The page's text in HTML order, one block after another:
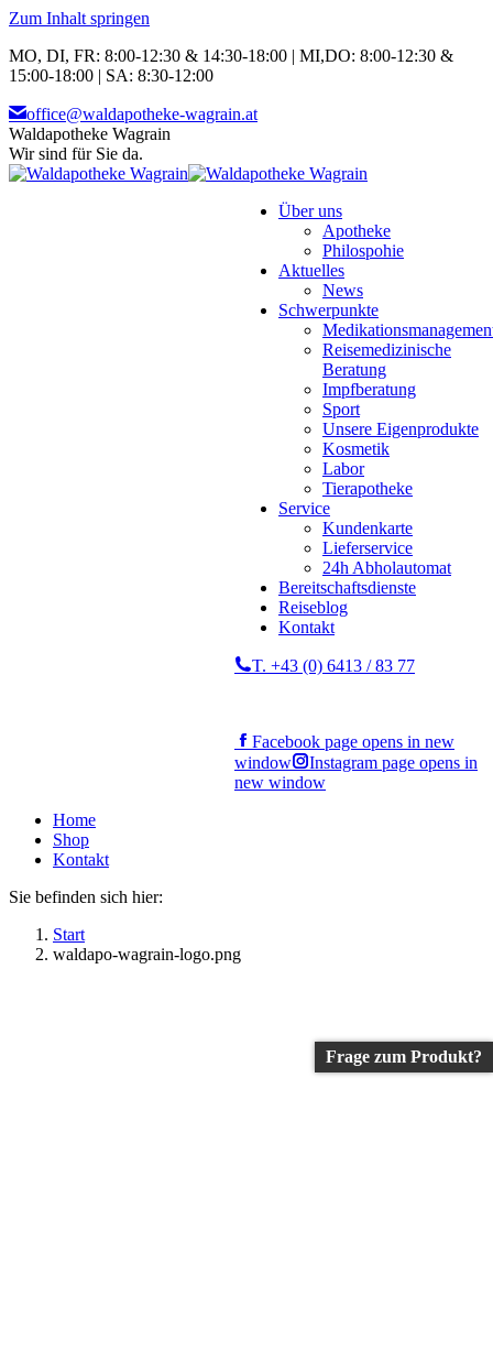
Zum Inhalt springen
MO, DI, FR: 8:00-12:30 & 14:30-18:00 | MI,DO: 8:00-12:30 &
15:00-18:00 | SA: 8:30-12:00
office@waldapotheke-wagrain.at
Waldapotheke Wagrain
Wir sind für Sie da.
Über uns
Apotheke
Philospohie
Aktuelles
News
Schwerpunkte
Reisemedizinische
Beratung
Impfberatung
Sport
Unsere Eigenprodukte
Kosmetik
Labor
Tierapotheke
Service
Kundenkarte
Lieferservice
24h Abholautomat
Bereitschaftsdienste
Reiseblog
Kontakt
T. +43 (0) 6413 / 83 77
Facebook page opens in new
window
Instagram page opens in
new window
Home
Shop
Kontakt
Sie befinden sich hier:
Start
waldapo-wagrain-logo.png
Frage zum Produkt?